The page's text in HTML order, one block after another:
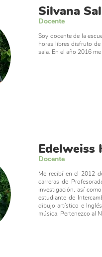
Docente
Silvana
Soy docente de la
horas libres disfruto
sala. En el año 2016
Docente
Edelweiss
Me recibí en el 2012
carreras de
investigación, así
estudiante de
dibujo artístico e
música. Pertenezco al